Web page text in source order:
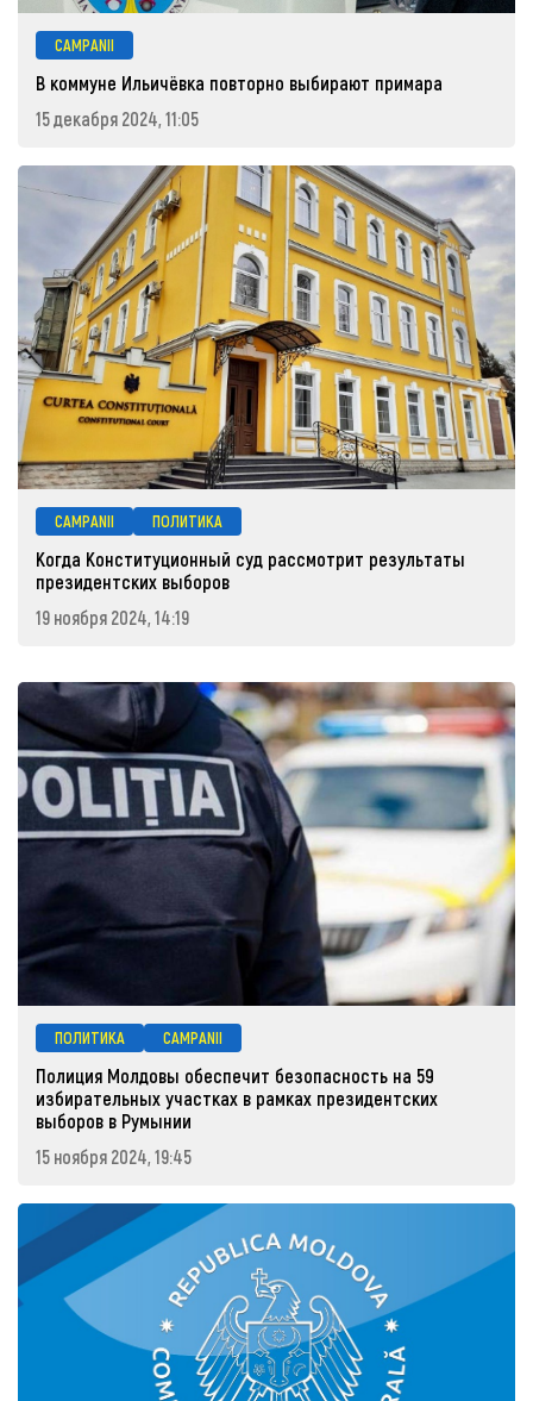
CAMPANII
В коммуне Ильичёвка повторно выбирают примара
15 декабря 2024, 11:05
CAMPANII ПОЛИТИКА
Когда Конституционный суд рассмотрит результаты
президентских выборов
19 ноября 2024, 14:19
ПОЛИТИКА CAMPANII
Полиция Молдовы обеспечит безопасность на 59
избирательных участках в рамках президентских
выборов в Румынии
15 ноября 2024, 19:45